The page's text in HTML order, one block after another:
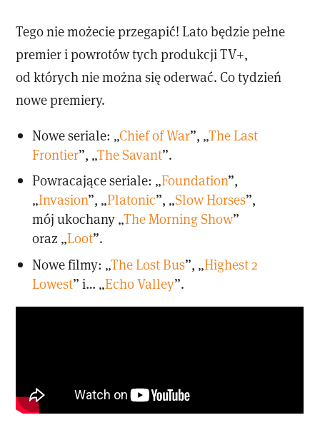
Tego nie możecie przegapić! Lato będzie pełne
premier i powrotów tych produkcji TV+,
od których nie można się oderwać. Co tydzień
nowe premiery.
Nowe seriale: „Chief of War”, „The Last
Frontier”, „The Savant”.
Powracające seriale: „Foundation”,
„Invasion”, „Platonic”, „Slow Horses”,
mój ukochany „The Morning Show”
oraz „Loot”.
Nowe filmy: „The Lost Bus”, „Highest 2
Lowest” i… „Echo Valley”.